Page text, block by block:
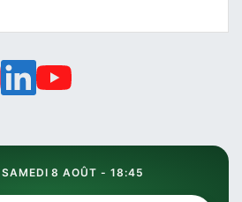
8 AOÛT - 18:45